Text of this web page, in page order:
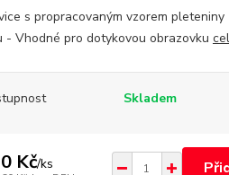
s propracovaným vzorem pleteniny
- Vhodné pro dotykovou obrazovku
Skladem
Kč/ks